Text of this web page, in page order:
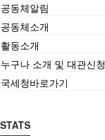
공동체알림
공동체소개
활동소개
누구나 소개 및 대관신청
국세청바로가기
STATS